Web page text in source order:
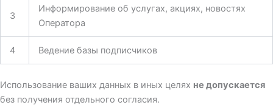
3
Информирование об услугах, акциях, новостях
Оператора
4 Ведение базы подписчиков
Использование ваших данных в иных целях не допускается
без получения отдельного согласия.